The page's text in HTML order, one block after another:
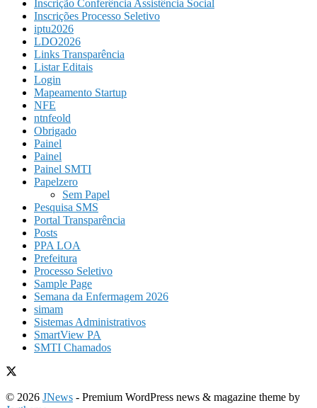
Inscrição Conferência Assistência Social
Inscrições Processo Seletivo
iptu2026
LDO2026
Links Transparência
Listar Editais
Login
Mapeamento Startup
NFE
ntnfeold
Obrigado
Painel
Painel
Painel SMTI
Papelzero
Sem Papel
Pesquisa SMS
Portal Transparência
Posts
PPA LOA
Prefeitura
Processo Seletivo
Sample Page
Semana da Enfermagem 2026
simam
Sistemas Administrativos
SmartView PA
SMTI Chamados
© 2026 JNews - Premium WordPress news & magazine theme by